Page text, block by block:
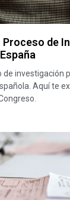
Proceso de
de investigación
Aquí te